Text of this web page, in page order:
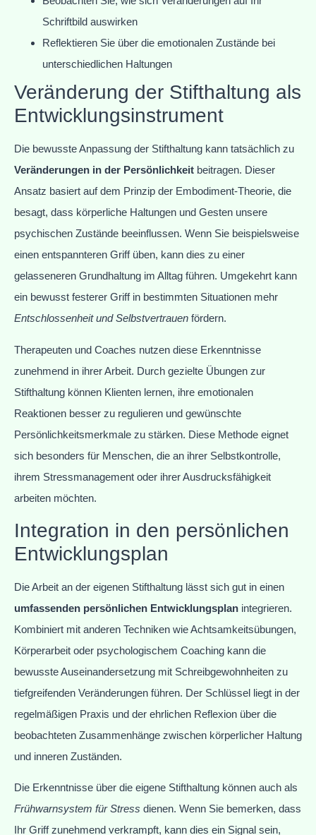
Schriftbild auswirken
Reflektieren Sie über die emotionalen Zustände bei
unterschiedlichen Haltungen
Veränderung der Stifthaltung als
Entwicklungsinstrument
Die bewusste Anpassung der Stifthaltung kann tatsächlich zu
Veränderungen in der Persönlichkeit beitragen. Dieser
Ansatz basiert auf dem Prinzip der Embodiment-Theorie, die
besagt, dass körperliche Haltungen und Gesten unsere
psychischen Zustände beeinflussen. Wenn Sie beispielsweise
einen entspannteren Griff üben, kann dies zu einer
gelasseneren Grundhaltung im Alltag führen. Umgekehrt kann
ein bewusst festerer Griff in bestimmten Situationen mehr
Entschlossenheit und Selbstvertrauen fördern.
Therapeuten und Coaches nutzen diese Erkenntnisse
zunehmend in ihrer Arbeit. Durch gezielte Übungen zur
Stifthaltung können Klienten lernen, ihre emotionalen
Reaktionen besser zu regulieren und gewünschte
Persönlichkeitsmerkmale zu stärken. Diese Methode eignet
sich besonders für Menschen, die an ihrer Selbstkontrolle,
ihrem Stressmanagement oder ihrer Ausdrucksfähigkeit
arbeiten möchten.
Integration in den persönlichen
Entwicklungsplan
Die Arbeit an der eigenen Stifthaltung lässt sich gut in einen
umfassenden persönlichen Entwicklungsplan integrieren.
Kombiniert mit anderen Techniken wie Achtsamkeitsübungen,
Körperarbeit oder psychologischem Coaching kann die
bewusste Auseinandersetzung mit Schreibgewohnheiten zu
tiefgreifenden Veränderungen führen. Der Schlüssel liegt in der
regelmäßigen Praxis und der ehrlichen Reflexion über die
beobachteten Zusammenhänge zwischen körperlicher Haltung
und inneren Zuständen.
Die Erkenntnisse über die eigene Stifthaltung können auch als
Frühwarnsystem für Stress dienen. Wenn Sie bemerken, dass
Ihr Griff zunehmend verkrampft, kann dies ein Signal sein,